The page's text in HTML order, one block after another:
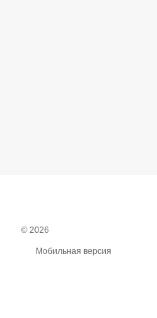
© 2026
Мобильная версия